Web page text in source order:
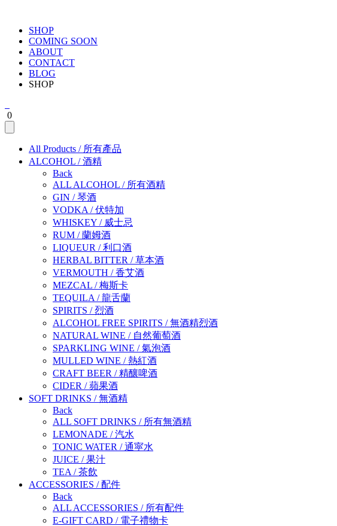
SHOP
COMING SOON
ABOUT
CONTACT
BLOG
SHOP
0
All Products / 所有產品
ALCOHOL /酒精
Back
ALL ALCOHOL / 所有酒精
GIN /琴酒
VODKA /伏特加
WHISKEY / 威士忌
RUM /蘭姆酒
LIQUEUR /利口酒
HERBAL BITTER /草本酒
VERMOUTH /香艾酒
MEZCAL /梅斯卡
TEQUILA /龍舌蘭
SPIRITS /烈酒
ALCOHOL FREE SPIRITS /無酒精烈酒
NATURAL WINE / 自然葡萄酒
SPARKLING WINE /氣泡酒
MULLED WINE /熱紅酒
CRAFT BEER /精釀啤酒
CIDER /蘋果酒
SOFT DRINKS /無酒精
Back
ALL SOFT DRINKS / 所有無酒精
LEMONADE /汽水
TONIC WATER /通寜水
JUICE /果汁
TEA /茶飲
ACCESSORIES /配件
Back
ALL ACCESSORIES / 所有配件
E-GIFT CARD / 電子禮物卡